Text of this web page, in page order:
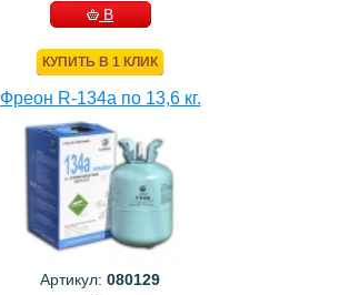
В
КУПИТЬ В 1 КЛИК
Фреон R-134a по 13,6 кг.
Артикул: 080129